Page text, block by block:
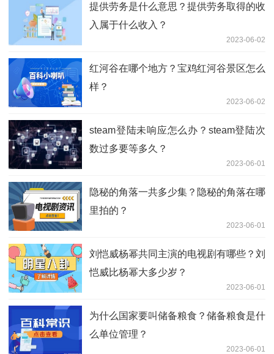
提供劳务是什么意思？提供劳务取得的收
入属于什么收入？
2023-06-02
红河谷在哪个地方？宝鸡红河谷景区怎么
样？
2023-06-02
steam登陆未响应怎么办？steam登陆次
数过多要等多久？
2023-06-01
隐秘的角落一共多少集？隐秘的角落在哪
里拍的？
2023-06-01
刘恺威杨幂共同主演的电视剧有哪些？刘
恺威比杨幂大多少岁？
2023-06-01
为什么国家要叫储备粮食？储备粮食是什
么单位管理？
2023-06-01